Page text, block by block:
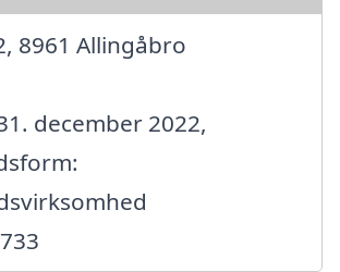
8961 Allingåbro
december 2022,